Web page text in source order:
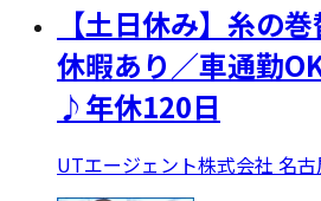
【土日休み】糸の
休暇あり／車通勤
♪年休120日
UTエージェント株式会社 名古